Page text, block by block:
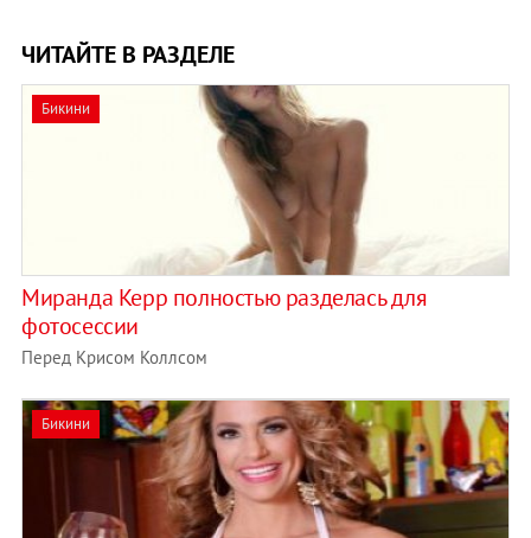
ЧИТАЙТЕ В РАЗДЕЛЕ
Бикини
Миранда Керр полностью разделась для
фотосессии
Перед Крисом Коллсом
Бикини